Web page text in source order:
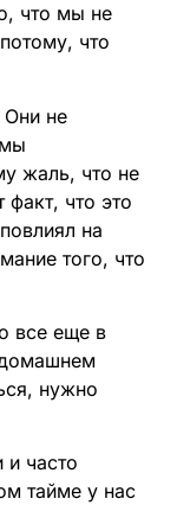
что мы не
что
не
жаль, что не
что это
на
того, что
все еще в
нужно
часто
тайме у нас